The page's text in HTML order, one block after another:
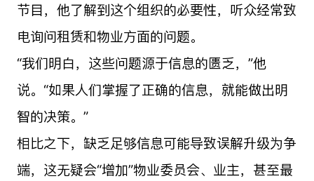
节目，他了解到这个组织的必要性，听众经常致
电询问租赁和物业方面的问题。
“我们明白，这些问题源于信息的匮乏，”他
说。“如果人们掌握了正确的信息，就能做出明
智的决策。”
相比之下，缺乏足够信息可能导致误解升级为争
端，这无疑会“增加”物业委员会、业主，甚至最